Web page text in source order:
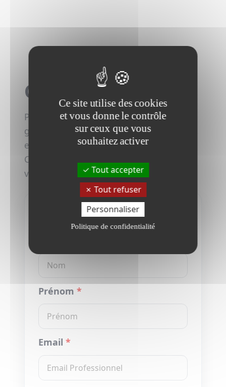
Contactez-nous !
Préparez-vous aux imprévus et
garantissez une réponse rapide et
efficace face aux violations de données.
Contactez nos experts pour organiser
votre simulation personnalisée.
LES CHAMPS MARQUÉS D'UNE * SONT
Prénom *
Email *
Ce site utilise des cookies
et vous donne le contrôle
sur ceux que vous
souhaitez activer
Tout accepter
Tout refuser
Personnaliser
Politique de confidentialité